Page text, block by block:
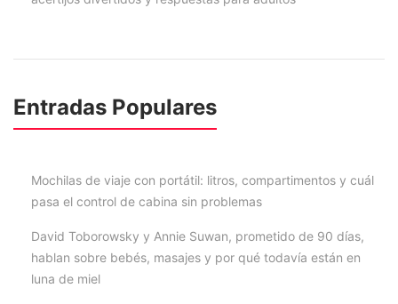
Entradas Populares
Mochilas de viaje con portátil: litros, compartimentos y cuál
pasa el control de cabina sin problemas
David Toborowsky y Annie Suwan, prometido de 90 días,
hablan sobre bebés, masajes y por qué todavía están en
luna de miel